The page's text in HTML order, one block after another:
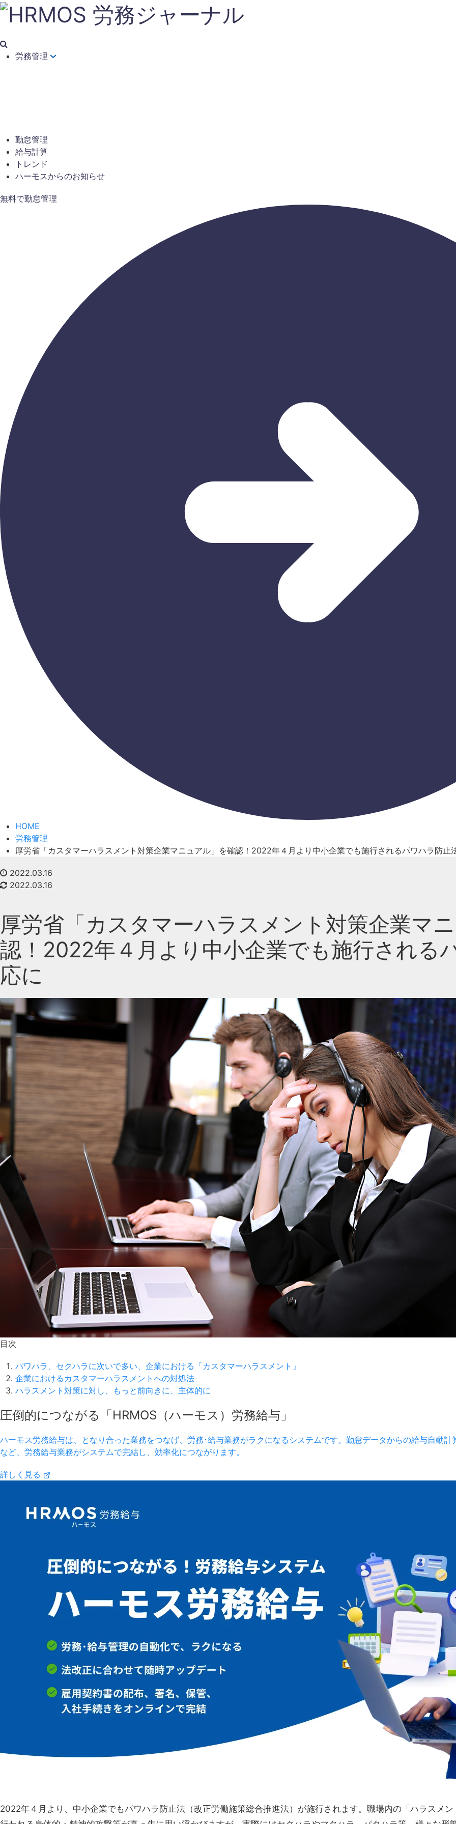
労務管理
勤怠管理
給与計算
トレンド
ハーモスからのお知らせ
無料で勤怠管理
HOME
労務管理
厚労省「カスタマーハラスメント対策企業マニュアル」を確認！2022年４月より中小企業でも施行されるパワハラ防止
2022.03.16
2022.03.16
厚労省「カスタマーハラスメント対策企業マ
認！2022年４月より中小企業でも施行される
応に
目次
パワハラ、セクハラに次いで多い、企業における「カスタマーハラスメント」
企業におけるカスタマーハラスメントへの対処法
ハラスメント対策に対し、もっと前向きに、主体的に
圧倒的につながる「HRMOS（ハーモス）労務給与」
ハーモス労務給与は、となり合った業務をつなげ、労務･給与業務がラクになるシステムです。勤怠データからの給与自動
など、労務給与業務がシステムで完結し、効率化につながります。
詳しく見る
2022年４月より、中小企業でもパワハラ防止法（改正労働施策総合推進法）が施行されます。職場内の「ハラスメ